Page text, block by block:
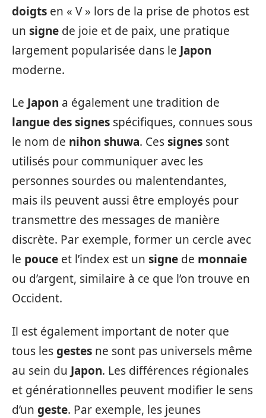
doigts en « V » lors de la prise de photos est
un signe de joie et de paix, une pratique
largement popularisée dans le Japon
moderne.
Le Japon a également une tradition de
langue des signes spécifiques, connues sous
le nom de nihon shuwa. Cessignes sont
utilisés pour communiquer avec les
personnes sourdes ou malentendantes,
mais ils peuvent aussi être employés pour
transmettre des messages de manière
discrète. Par exemple, former un cercle avec
le pouce et l’index est un signe de monnaie
ou d’argent, similaire à ce que l’on trouve en
Occident.
Il est également important de noter que
tous lesgestes ne sont pas universels même
au sein du Japon. Les différences régionales
et générationnelles peuvent modifier le sens
d’un geste. Par exemple, les jeunes